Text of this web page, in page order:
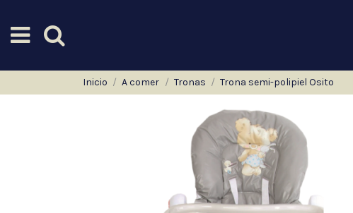
Inicio A comer Tronas Trona semi-polipiel Osito